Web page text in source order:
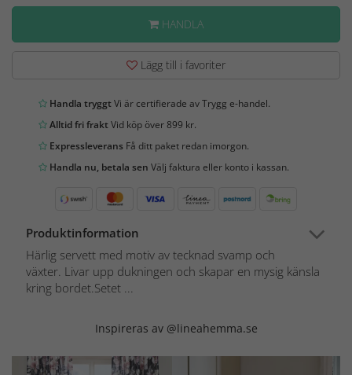
HANDLA
Lägg till i favoriter
Handla tryggtVi är certifierade av Trygg e-handel.
Alltid fri fraktVid köp över 899 kr.
Expressleverans Få ditt paket redan imorgon.
Handla nu, betala sen Välj faktura eller konto i kassan.
Produktinformation
Härlig servett med motiv av tecknad svamp och
växter. Livar upp dukningen och skapar en mysig känsla
kring bordet.Setet ...
Inspireras av @lineahemma.se